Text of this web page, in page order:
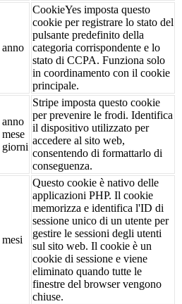
anno
CookieYes imposta questo
cookie per registrare lo stato del
pulsante predefinito della
categoria corrispondente e lo
stato di CCPA. Funziona solo
in coordinamento con il cookie
principale.
anno
mese
giorni
Stripe imposta questo cookie
per prevenire le frodi. Identifica
il dispositivo utilizzato per
accedere al sito web,
consentendo di formattarlo di
conseguenza.
Questo cookie è nativo delle
applicazioni PHP. Il cookie
memorizza e identifica l'ID di
sessione unico di un utente per
gestire le sessioni degli utenti
sul sito web. Il cookie è un
cookie di sessione e viene
eliminato quando tutte le
finestre del browser vengono
chiuse.